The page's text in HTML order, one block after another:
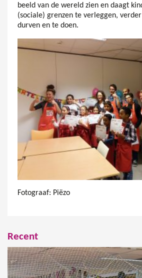
beeld van de wereld zien en daagt
(sociale) grenzen te verleggen,
durven en te doen.
Fotograaf: Piëzo
Recent